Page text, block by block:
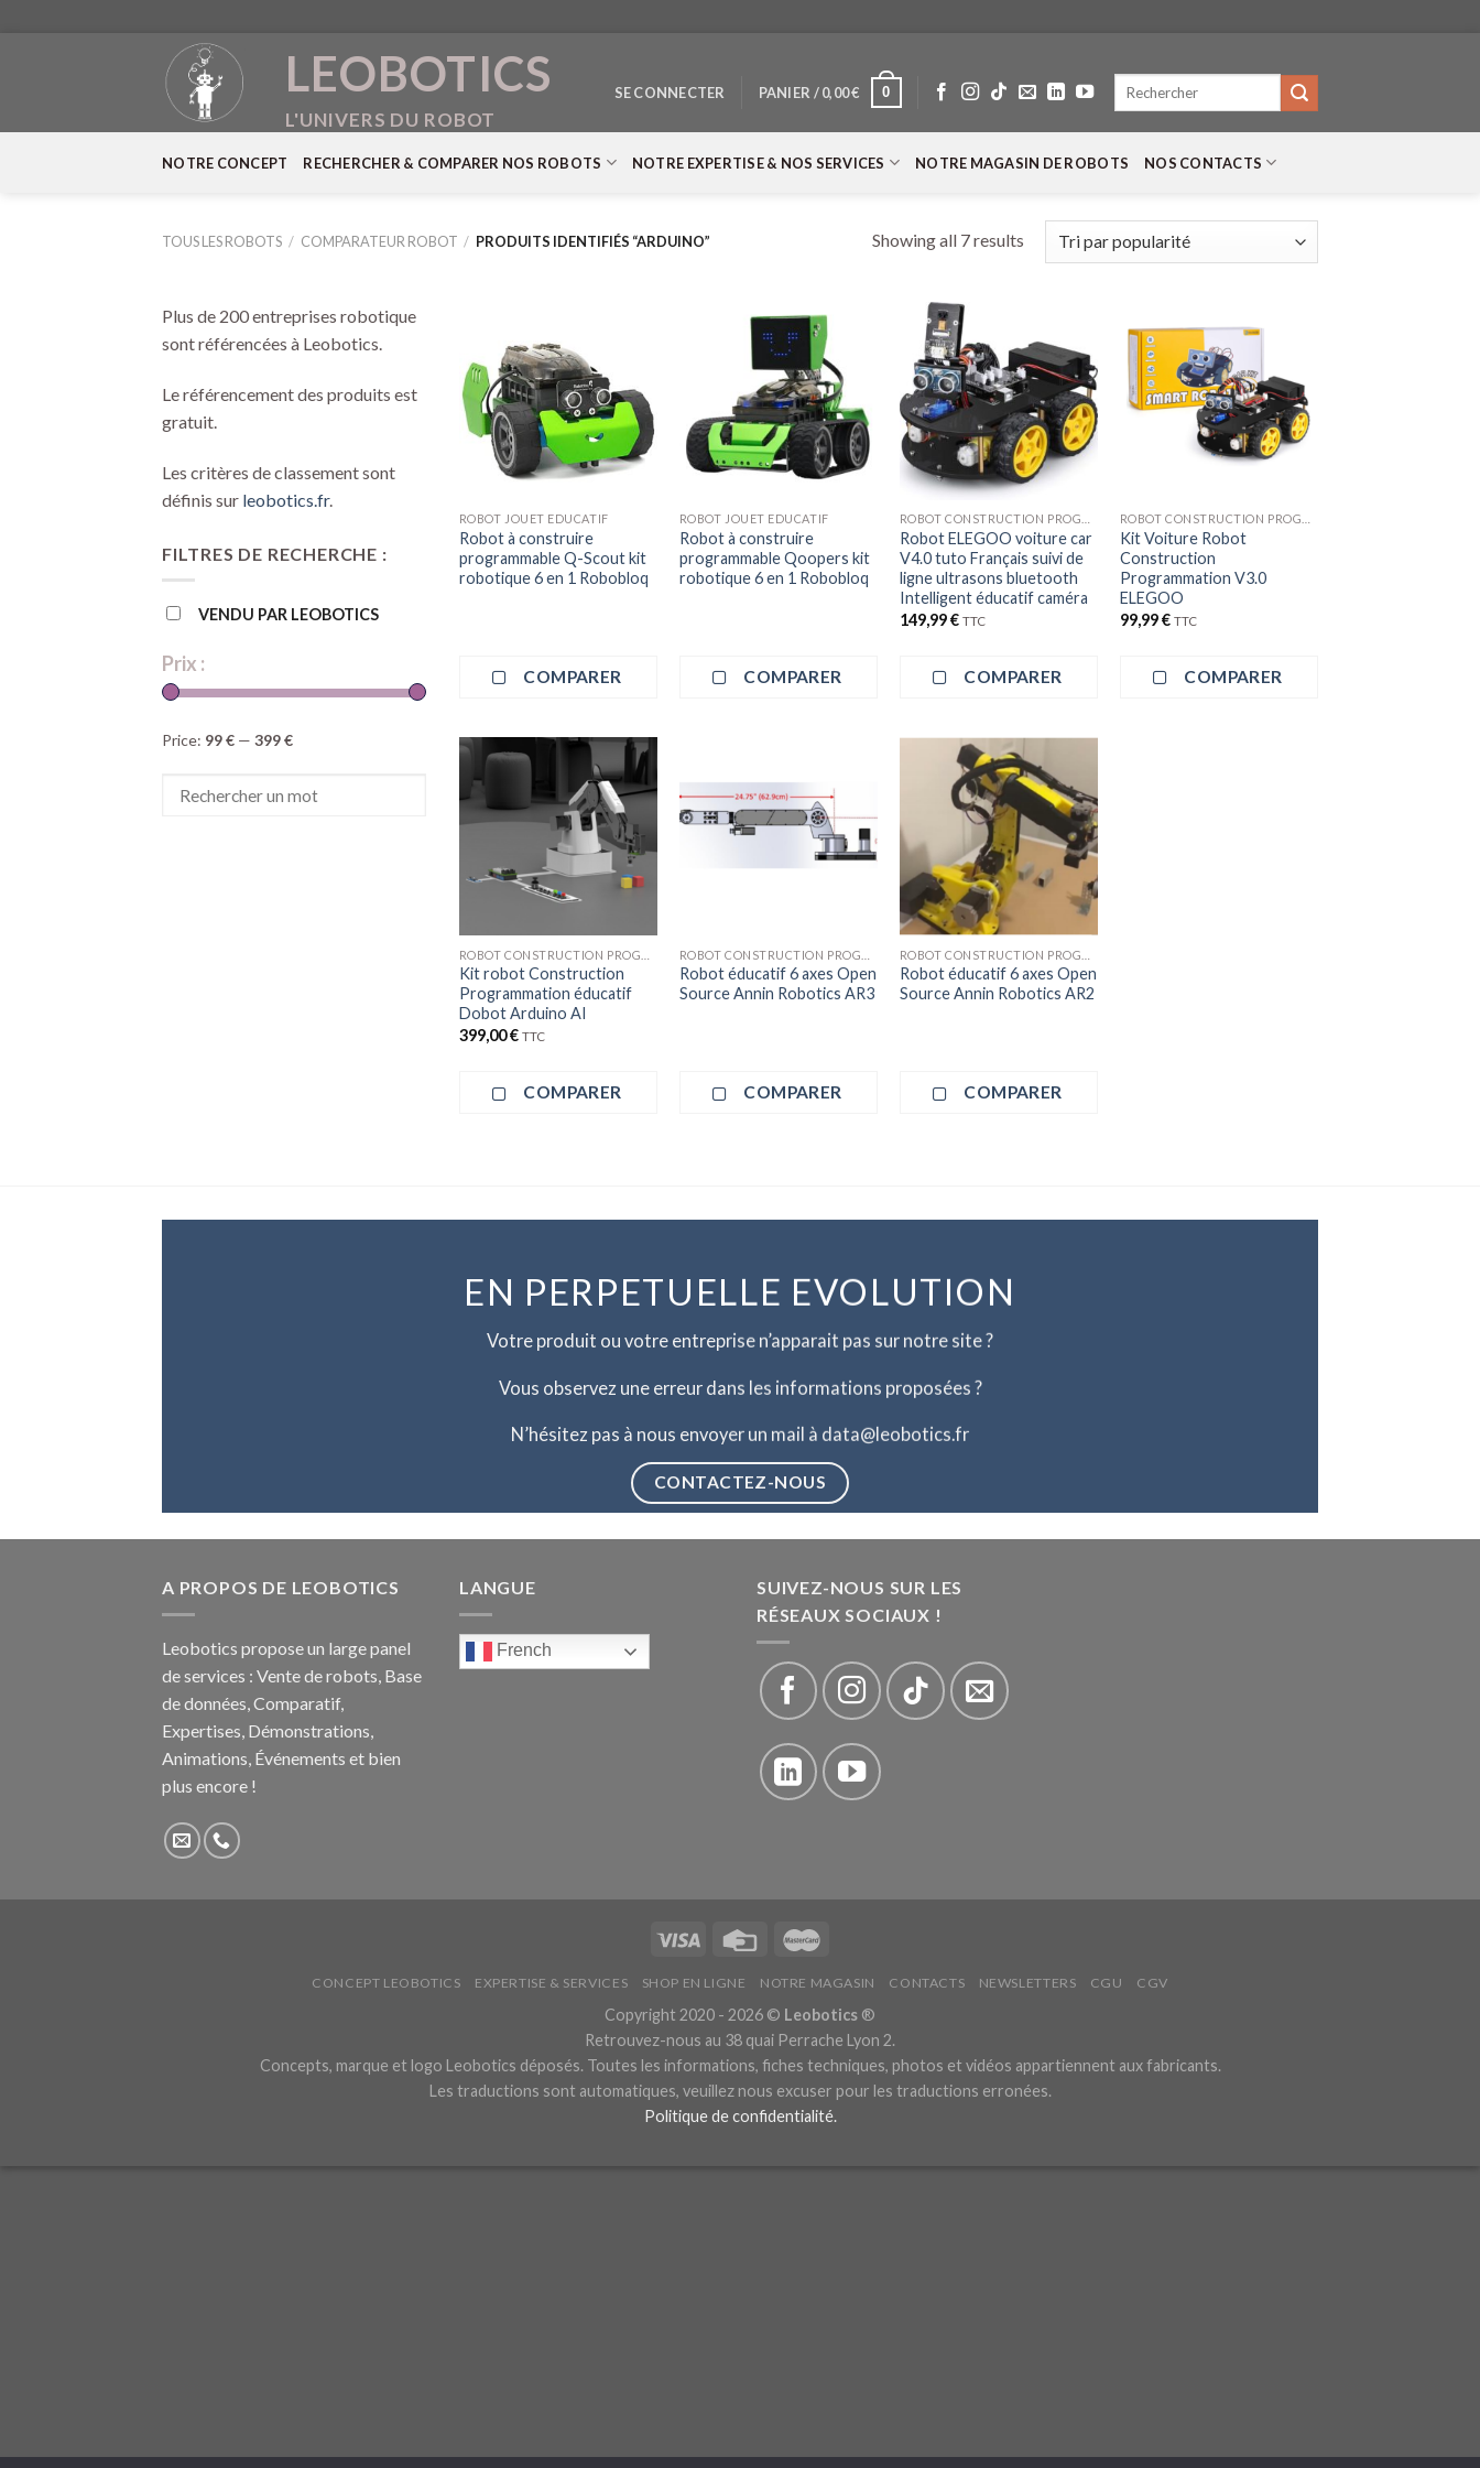
LEOBOTICS
L'UNIVERS DU ROBOT
SE CONNECTER PANIER /0,00€ 0
Recherche
NOTRE CONCEPT RECHERCHER & COMPARER NOS ROBOTS NOTRE EXPERTISE & NOS SERVICES NOTRE MAGASIN DE ROBOTS NOS CONTACTS
TOUS LES ROBOTS / COMPARATEUR ROBOT / PRODUITS IDENTIFIÉS “ARDUINO” Showing all 7 results
Plus de 200 entreprises robotique
sont référencées à Leobotics.
Le référencement des produits est
gratuit.
Les critères de classement sont
définis sur leobotics.fr.
FILTRES DE RECHERCHE :
VENDU PAR LEOBOTICS
Prix :
Price: 99 € — 399 €
ROBOT JOUET EDUCATIF
Robot à construire
programmable Q-Scout kit
robotique 6 en 1 Robobloq
COMPARER
ROBOT JOUET EDUCATIF
Robot à construire
programmable Qoopers kit
robotique 6 en 1 Robobloq
COMPARER
+
Robot ELEGOO voiture car
V4.0 tuto Français suivi de
ligne ultrasons bluetooth
Intelligent éducatif caméra
149,99€ TTC
COMPARER
Kit Voiture Robot
Construction
Programmation V3.0
ELEGOO
99,99€ TTC
COMPARER
Kit robot Construction
Programmation éducatif
Dobot Arduino AI
399,00€ TTC
COMPARER
Robot éducatif 6 axes Open
Source Annin Robotics AR3
COMPARER
Robot éducatif 6 axes Open
Source Annin Robotics AR2
COMPARER
EN PERPETUELLE EVOLUTION
Votre produit ou votre entreprise n’apparait pas sur notre site ?
Vous observez une erreur dans les informations proposées ?
N’hésitez pas à nous envoyer un mail à data@leobotics.fr
CONTACTEZ-NOUS
A PROPOS DE LEOBOTICS
Leobotics propose un large panel
de services : Vente de robots, Base
de données, Comparatif,
Expertises, Démonstrations,
Animations, Événements et bien
plus encore !
LANGUE
French
SUIVEZ-NOUS SUR LES
RÉSEAUX SOCIAUX !
CONCEPT LEOBOTICS EXPERTISE & SERVICES SHOP EN LIGNE NOTRE MAGASIN CONTACTS NEWSLETTERS CGU CGV
Copyright 2020 - 2026 © Leobotics ®
Retrouvez-nous au 38 quai Perrache Lyon 2.
Concepts, marque et logo Leobotics déposés. Toutes les informations, fiches techniques, photos et vidéos appartiennent aux fabricants.
Les traductions sont automatiques, veuillez nous excuser pour les traductions erronées.
Politique de confidentialité.